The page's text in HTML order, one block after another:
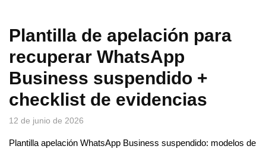
Plantilla de apelación para
recuperar WhatsApp
Business suspendido +
checklist de evidencias
12 de junio de 2026
Plantilla apelación WhatsApp Business suspendido: modelos de